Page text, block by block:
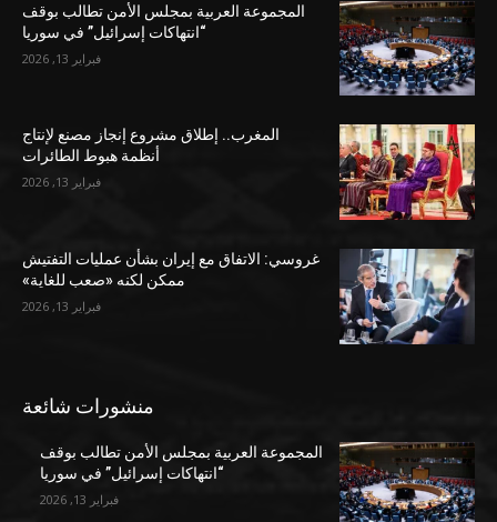
المجموعة العربية بمجلس الأمن تطالب بوقف
“انتهاكات إسرائيل” في سوريا
فبراير 13, 2026
المغرب.. إطلاق مشروع إنجاز مصنع لإنتاج
أنظمة هبوط الطائرات
فبراير 13, 2026
غروسي: الاتفاق مع إيران بشأن عمليات التفتيش
ممكن لكنه «صعب للغاية»
فبراير 13, 2026
منشورات شائعة
المجموعة العربية بمجلس الأمن تطالب بوقف
“انتهاكات إسرائيل” في سوريا
فبراير 13, 2026